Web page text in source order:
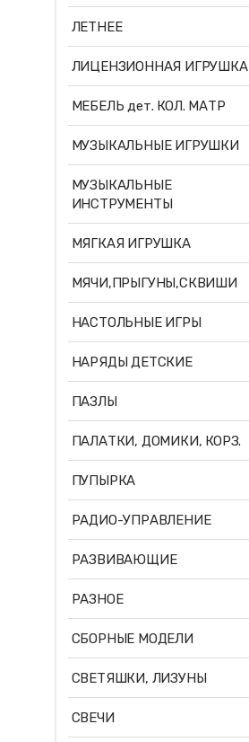
ЛЕТНЕЕ
ЛИЦЕНЗИОННАЯ ИГРУШКА
МЕБЕЛЬ дет. КОЛ. МАТР
МУЗЫКАЛЬНЫЕ ИГРУШКИ
МУЗЫКАЛЬНЫЕ
ИНСТРУМЕНТЫ
МЯГКАЯ ИГРУШКА
МЯЧИ,ПРЫГУНЫ,СКВИШИ
НАСТОЛЬНЫЕ ИГРЫ
НАРЯДЫ ДЕТСКИЕ
ПАЗЛЫ
ПАЛАТКИ, ДОМИКИ, КОРЗ.
ПУПЫРКА
РАДИО-УПРАВЛЕНИЕ
РАЗВИВАЮЩИЕ
РАЗНОЕ
СБОРНЫЕ МОДЕЛИ
СВЕТЯШКИ, ЛИЗУНЫ
СВЕЧИ